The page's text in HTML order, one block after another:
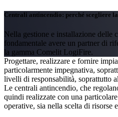
Centrali antincendio: perché scegliere
Nella gestione e installazione delle
fondamentale avere un partner di
la gamma Comelit LogiFire.
Progettare, realizzare e fornire
particolarmente impegnativa,
livelli di responsabilità, soprattutto
Le centrali antincendio, che
quindi realizzate con una
operative, sia nella scelta di risorse